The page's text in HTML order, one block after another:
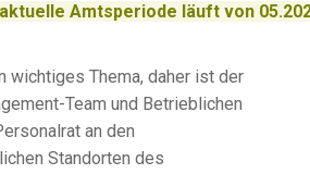
Amtsperiode läuft von
wichtiges Thema, daher ist der
Team und Betrieblichen
an den
Standorten des